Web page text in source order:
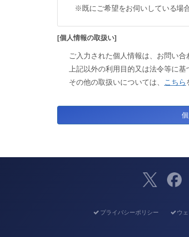
※既にご希望をお伺いしている場
[個人情報の取扱い]
ご入力された個人情報は、お問い合
上記以外の利用目的又は法令等に
その他の取扱いについては、
こちら
プライバシーポリシー ウ